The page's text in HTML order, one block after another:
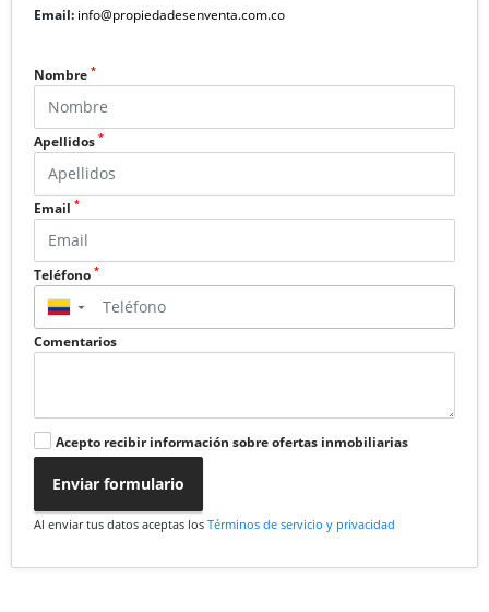
Email: info@propiedadesenventa.com.co
Nombre *
Apellidos *
Email *
Teléfono *
▼
Comentarios
Acepto recibir información sobre ofertas inmobiliarias
Enviar formulario
Al enviar tus datos aceptas los Términos de servicio y privacidad